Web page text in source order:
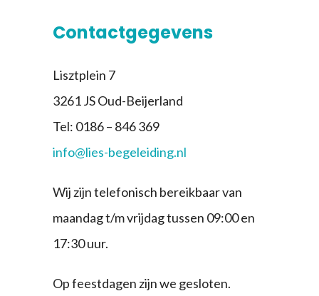
Contactgegevens
Lisztplein 7
3261 JS Oud-Beijerland
Tel: 0186 – 846 369
info@lies-begeleiding.nl
Wij zijn telefonisch bereikbaar van
maandag t/m vrijdag tussen 09:00 en
17:30 uur.
Op feestdagen zijn we gesloten.